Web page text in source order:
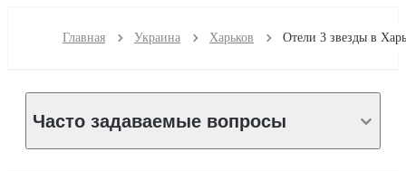
Главная Украина Харьков
Часто задаваемые вопросы